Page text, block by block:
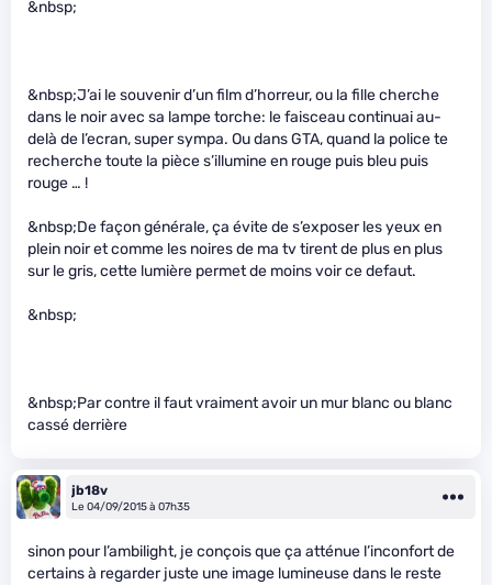
&nbsp;
&nbsp;J’ai le souvenir d’un film d’horreur, ou la fille cherche
dans le noir avec sa lampe torche: le faisceau continuai au-
delà de l’ecran, super sympa. Ou dans GTA, quand la police te
recherche toute la pièce s’illumine en rouge puis bleu puis
rouge … !
&nbsp;De façon générale, ça évite de s’exposer les yeux en
plein noir et comme les noires de ma tv tirent de plus en plus
sur le gris, cette lumière permet de moins voir ce defaut.
&nbsp;
&nbsp;Par contre il faut vraiment avoir un mur blanc ou blanc
cassé derrière
jb18v
Le 04/09/2015 à 07h35
sinon pour l’ambilight, je conçois que ça atténue l’inconfort de
certains à regarder juste une image lumineuse dans le reste